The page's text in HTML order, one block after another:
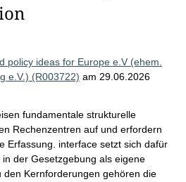
policy ideas for Europe e.V (ehem.
e.V.) (R003722) am 29.06.2026
fundamentale strukturelle
Rechenzentren auf und erfordern
Erfassung. interface setzt sich dafür
der Gesetzgebung als eigene
den Kernforderungen gehören die